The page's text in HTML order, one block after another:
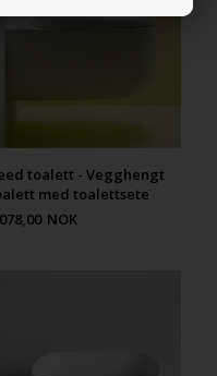
toalett - Vegghengt
med toalettsete
NOK